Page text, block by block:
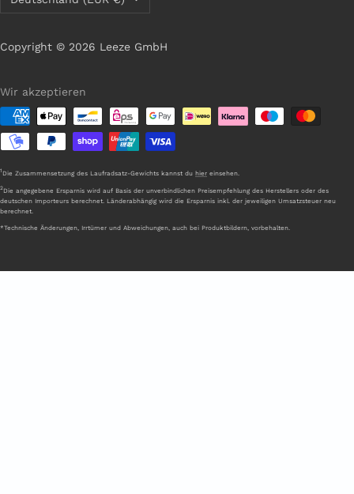
Copyright © 2026 Leeze GmbH
Wir akzeptieren
1 Die Zusammensetzung des Laufradsatz-Gewichts kannst du hier einsehen.
2Die angegebene Ersparnis wird auf Basis der unverbindlichen Preisempfehlung des Herstellers oder des
deutschen Importeurs berechnet. Länderabhängig wird die Ersparnis inkl. der jeweiligen Umsatzsteuer neu
berechnet.
*Technische Änderungen, Irrtümer und Abweichungen, auch bei Produktbildern, vorbehalten.